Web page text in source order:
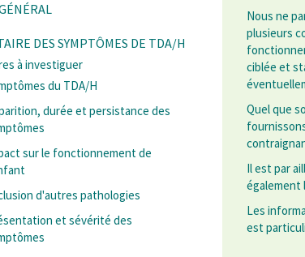
DES SYMPTÔMES DE TDA/H
à investiguer
du TDA/H
durée et persistance des
sur le fonctionnement de
d'autres pathologies
et sévérité des
Nous ne
plusieurs
ciblée et
Quel que
Il est par
également
Les
est